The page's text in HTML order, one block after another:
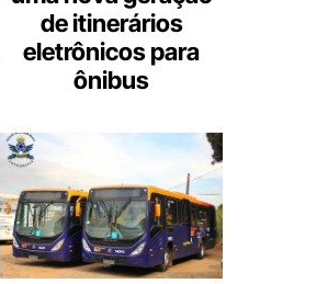
de itinerários
eletrônicos para
ônibus